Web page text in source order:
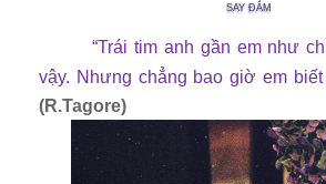
SAY ĐẮM
“Trái tim anh gần em như
vậy. Nhưng chẳng bao giờ em biế
(R.Tagore)